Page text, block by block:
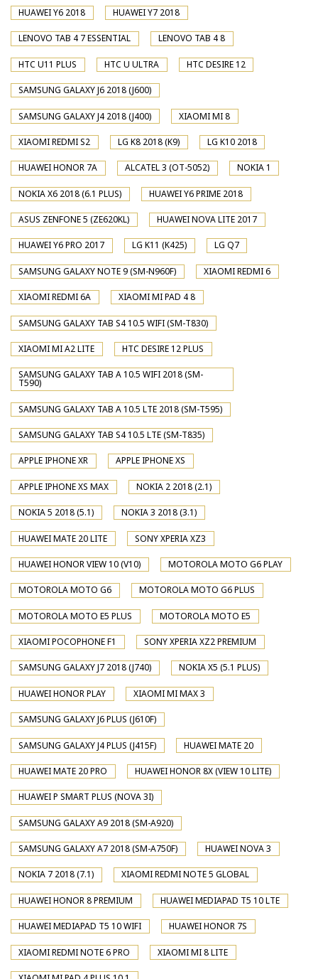
HUAWEI Y6 2018 HUAWEI Y7 2018
LENOVO TAB 4 7 ESSENTIAL LENOVO TAB 4 8
HTC U11 PLUS HTC U ULTRA HTC DESIRE 12
SAMSUNG GALAXY J6 2018 (J600)
SAMSUNG GALAXY J4 2018 (J400) XIAOMI MI 8
XIAOMI REDMI S2 LG K8 2018 (K9) LG K10 2018
HUAWEI HONOR 7A ALCATEL 3 (OT-5052) NOKIA 1
NOKIA X6 2018 (6.1 PLUS) HUAWEI Y6 PRIME 2018
ASUS ZENFONE 5 (ZE620KL) HUAWEI NOVA LITE 2017
HUAWEI Y6 PRO 2017 LG K11 (K425) LG Q7
SAMSUNG GALAXY NOTE 9 (SM-N960F) XIAOMI REDMI 6
XIAOMI REDMI 6A XIAOMI MI PAD 4 8
SAMSUNG GALAXY TAB S4 10.5 WIFI (SM-T830)
XIAOMI MI A2 LITE HTC DESIRE 12 PLUS
SAMSUNG GALAXY TAB A 10.5 WIFI 2018 (SM-
T590)
SAMSUNG GALAXY TAB A 10.5 LTE 2018 (SM-T595)
SAMSUNG GALAXY TAB S4 10.5 LTE (SM-T835)
APPLE IPHONE XR APPLE IPHONE XS
APPLE IPHONE XS MAX NOKIA 2 2018 (2.1)
NOKIA 5 2018 (5.1) NOKIA 3 2018 (3.1)
HUAWEI MATE 20 LITE SONY XPERIA XZ3
HUAWEI HONOR VIEW 10 (V10) MOTOROLA MOTO G6 PLAY
MOTOROLA MOTO G6 MOTOROLA MOTO G6 PLUS
MOTOROLA MOTO E5 PLUS MOTOROLA MOTO E5
XIAOMI POCOPHONE F1 SONY XPERIA XZ2 PREMIUM
SAMSUNG GALAXY J7 2018 (J740) NOKIA X5 (5.1 PLUS)
HUAWEI HONOR PLAY XIAOMI MI MAX 3
SAMSUNG GALAXY J6 PLUS (J610F)
SAMSUNG GALAXY J4 PLUS (J415F) HUAWEI MATE 20
HUAWEI MATE 20 PRO HUAWEI HONOR 8X (VIEW 10 LITE)
HUAWEI P SMART PLUS (NOVA 3I)
SAMSUNG GALAXY A9 2018 (SM-A920)
SAMSUNG GALAXY A7 2018 (SM-A750F) HUAWEI NOVA 3
NOKIA 7 2018 (7.1) XIAOMI REDMI NOTE 5 GLOBAL
HUAWEI HONOR 8 PREMIUM HUAWEI MEDIAPAD T5 10 LTE
HUAWEI MEDIAPAD T5 10 WIFI HUAWEI HONOR 7S
XIAOMI REDMI NOTE 6 PRO XIAOMI MI 8 LITE